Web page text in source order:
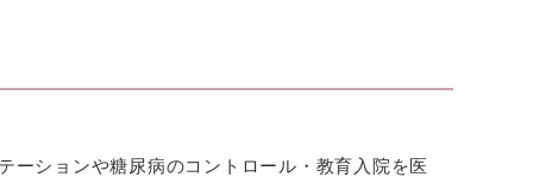
ーションや糖尿病のコントロール・教育入院を医